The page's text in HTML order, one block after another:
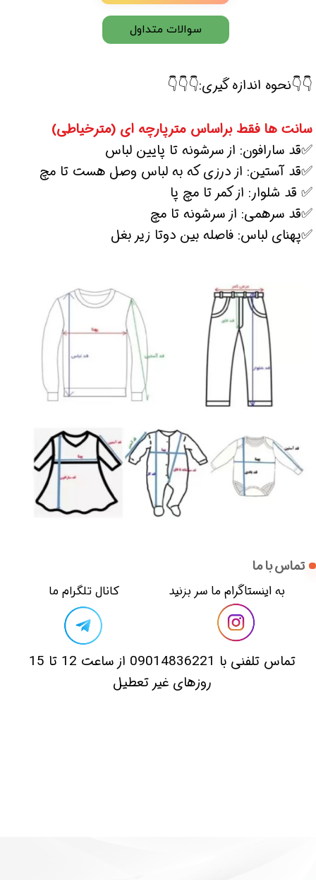
👇👇نحوه اندازه گیری:👇👇👇
سانت ها فقط براساس مترپارچه ای (مترخیاطی)
✅قد سارافون: از سرشونه تا پایین لباس
✅قد آستین: از درزی که به لباس وصل هست تا مچ
✅ قد شلوار: از کمر تا مچ پا
✅قد سرهمی: از سرشونه تا مچ
✅پهنای لباس: فاصله بین دوتا زیر بغل
سوالات متداول
تماس با ما
​​به اینستاگرام ما سر بزنید​​​​​​​
​تماس تلفنی با 09014836221 از ساعت 12 تا 15
روزهای غیر تعطیل
​کانال تلگرام ما